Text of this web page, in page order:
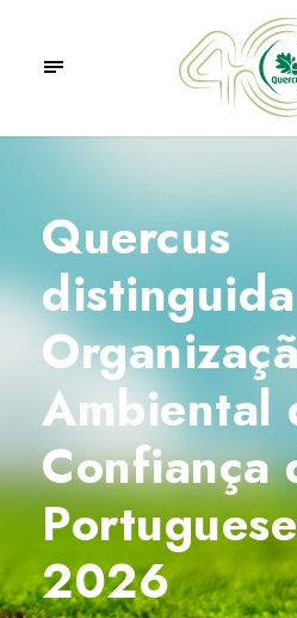
Quercus
Ambiental
Confiança
2026